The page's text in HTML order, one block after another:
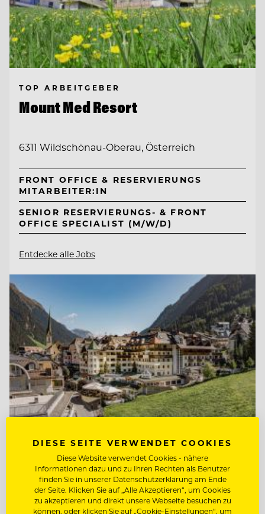
TOP ARBEITGEBER
Mount Med Resort
6311 Wildschönau-Oberau, Österreich
FRONT OFFICE & RESERVIERUNGS
MITARBEITER:IN
SENIOR RESERVIERUNGS- & FRONT
OFFICE SPECIALIST (M/W/D)
Entdecke alle Jobs
TOP ARBEITGEBER
Hotel Post Ischgl
DIESE SEITE VERWENDET COOKIES
Diese Website verwendet Cookies - nähere
Informationen dazu und zu Ihren Rechten als Benutzer
finden Sie in unserer Datenschutzerklärung am Ende
der Seite. Klicken Sie auf „Alle Akzeptieren“, um Cookies
zu akzeptieren und direkt unsere Webseite besuchen zu
können, oder klicken Sie auf „Cookie-Einstellungen“, um